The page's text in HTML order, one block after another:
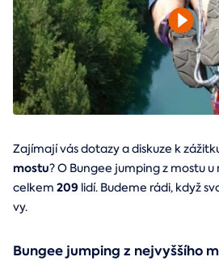
Zajímají vás dotazy a diskuze k
mostu? O Bungee jumping z mostu u
celkem 209 lidí. Budeme rádi, když
vy.
Bungee jumping z nejvyššího